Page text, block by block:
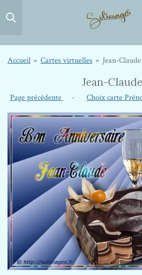
Passer
Accueil » Cartes virtuelles » Jean-Claude
Jean-Claude
Page précédente - Choix carte